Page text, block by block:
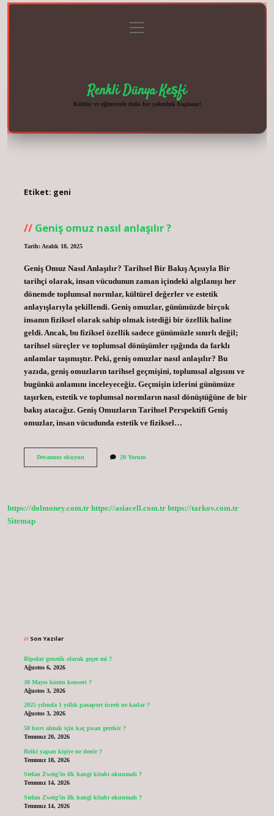
menüyü
aç
Renkli Dünya Keşfi
Kültür ve eğlenceyle dolu bir yolculuk başlasın!
Etiket: geni
Geniş omuz nasıl anlaşılır ?
Tarih: Aralık 18, 2025
Geniş Omuz Nasıl Anlaşılır? Tarihsel Bir Bakış Açısıyla Bir
tarihçi olarak, insan vücudunun zaman içindeki algılanışı her
dönemde toplumsal normlar, kültürel değerler ve estetik
anlayışlarıyla şekillendi. Geniş omuzlar, günümüzde birçok
insanın fiziksel olarak sahip olmak istediği bir özellik haline
geldi. Ancak, bu fiziksel özellik sadece günümüzle sınırlı değil;
tarihsel süreçler ve toplumsal dönüşümler ışığında da farklı
anlamlar taşımıştır. Peki, geniş omuzlar nasıl anlaşılır? Bu
yazıda, geniş omuzların tarihsel geçmişini, toplumsal algısını ve
bugünkü anlamını inceleyeceğiz. Geçmişin izlerini günümüze
taşırken, estetik ve toplumsal normların nasıl dönüştüğüne de bir
bakış atacağız. Geniş Omuzların Tarihsel Perspektifi Geniş
omuzlar, insan vücudunda estetik ve fiziksel…
Devamını okuyunGeniş
20 Yorum
https://dolmoney.com.tr https://asiacell.com.tr https://tarkov.com.tr
Sitemap
Son Yazılar
Bipolar genetik olarak geçer mi ?
Ağustos 6, 2026
30 Mayıs kimin konseri ?
Ağustos 3, 2026
2025 yılında 1 yıllık pasaport ücreti ne kadar ?
Ağustos 3, 2026
50 burs almak için kaç puan gerekir ?
Temmuz 20, 2026
Reiki yapan kişiye ne denir ?
Temmuz 18, 2026
Stefan Zweig’in ilk hangi kitabı okunmalı ?
Temmuz 14, 2026
Stefan Zweig’in ilk hangi kitabı okunmalı ?
Temmuz 14, 2026